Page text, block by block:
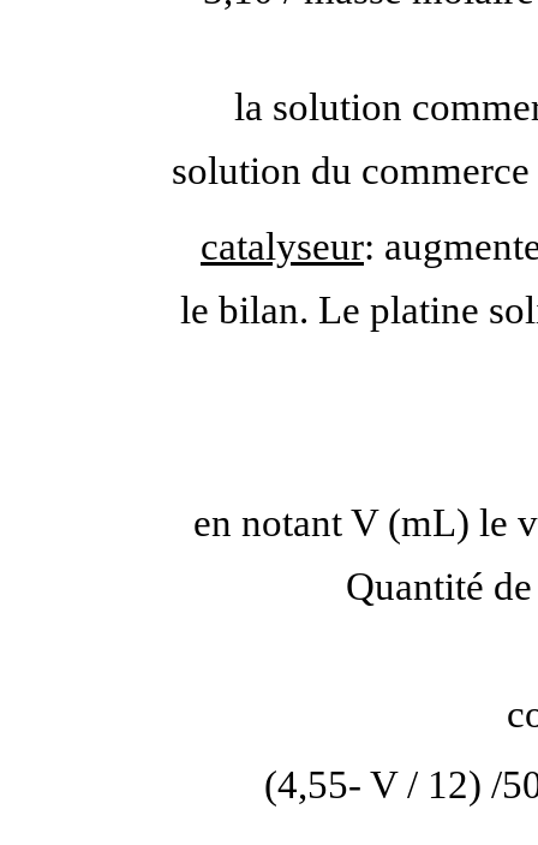
la solution
solution du
catalyseur:
le bilan. Le platine
en notant V (mL) le
Quantité
(4,55- V / 12) /